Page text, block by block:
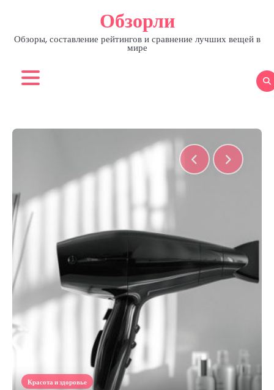
content
Обзорли
Обзоры, составление рейтингов и сравнение лучших вещей в
мире
Красота и здоровье